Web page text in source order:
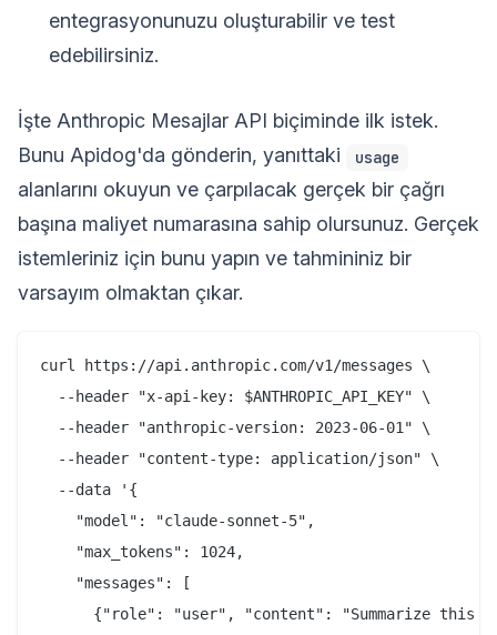
entegrasyonunuzu oluşturabilir ve test
edebilirsiniz.
İşte Anthropic Mesajlar API biçiminde ilk istek.
Bunu Apidog'da gönderin, yanıttaki
usage
alanlarını okuyun ve çarpılacak gerçek bir çağrı
başına maliyet numarasına sahip olursunuz. Gerçek
istemleriniz için bunu yapın ve tahmininiz bir
varsayım olmaktan çıkar.
curl https://api.anthropic.com/v1/messages \
  --header "x-api-key: $ANTHROPIC_API_KEY" \
  --header "anthropic-version: 2023-06-01" \
  --header "content-type: application/json" \
  --data '{
    "model": "claude-sonnet-5",
    "max_tokens": 1024,
    "messages": [
{"role": "user", "content": "Summarize this